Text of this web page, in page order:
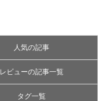
人気の記事
レビューの記事一覧
タグ一覧